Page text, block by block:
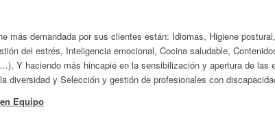
más demandada por sus clientes están: Idiomas, Higiene
del estrés, Inteligencia emocional, Cocina saludable,
Y haciendo más hincapié en la sensibilización y apertura de
diversidad y Selección y gestión de profesionales con
Equipo